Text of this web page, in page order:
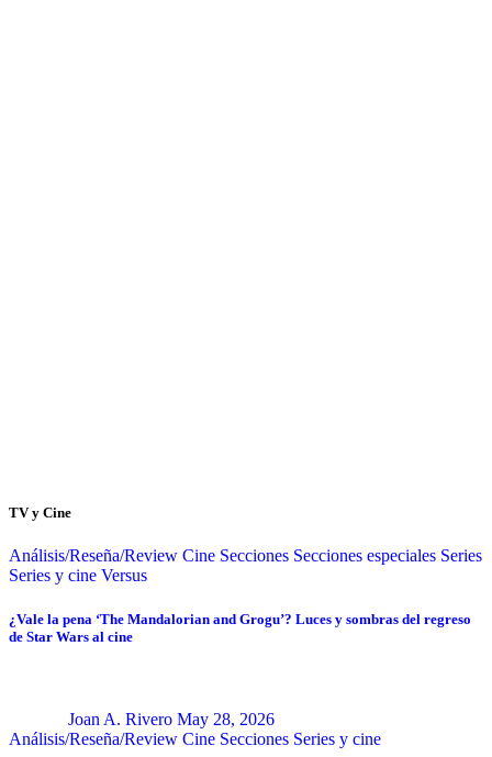
TV y Cine
Análisis/Reseña/Review Cine Secciones Secciones especiales Series
Series y cine Versus
¿Vale la pena ‘The Mandalorian and Grogu’? Luces y sombras del regreso
de Star Wars al cine
Joan A. Rivero May 28, 2026
Análisis/Reseña/Review Cine Secciones Series y cine